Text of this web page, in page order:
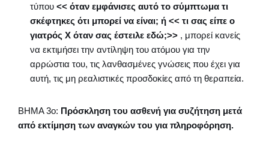
τύπου << όταν εμφάνισες αυτό το σύμπτωμα τι
σκέφτηκες ότι μπορεί να είναι; ή << τι σας είπε ο
γιατρός Χ όταν σας έστειλε εδώ;>> , μπορεί κανείς
να εκτιμήσει την αντίληψη του ατόμου για την
αρρώστια του, τις λανθασμένες γνώσεις που έχει για
αυτή, τις μη ρεαλιστικές προσδοκίες από τη θεραπεία.
ΒΗΜΑ 3ο: Πρόσκληση του ασθενή για συζήτηση μετά
από εκτίμηση των αναγκών του για πληροφόρηση.